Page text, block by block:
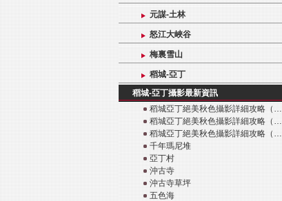
元謀-土林
怒江大峽谷
梅裏雪山
稻城-亞丁
稻城-亞丁攝影最新資訊
稻城亞丁絕美秋色攝影詳細攻略（…
稻城亞丁絕美秋色攝影詳細攻略（…
稻城亞丁絕美秋色攝影詳細攻略（…
千年瑪尼堆
亞丁村
沖古寺
沖古寺草坪
五色海